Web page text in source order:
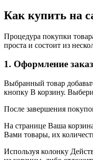
Как купить на
Процедура покупки
проста и состоит из
1. Оформление
Выбранный товар
кнопку В корзину.
После завершения
На странице Ваша
Вами товары, их
Используя колонку